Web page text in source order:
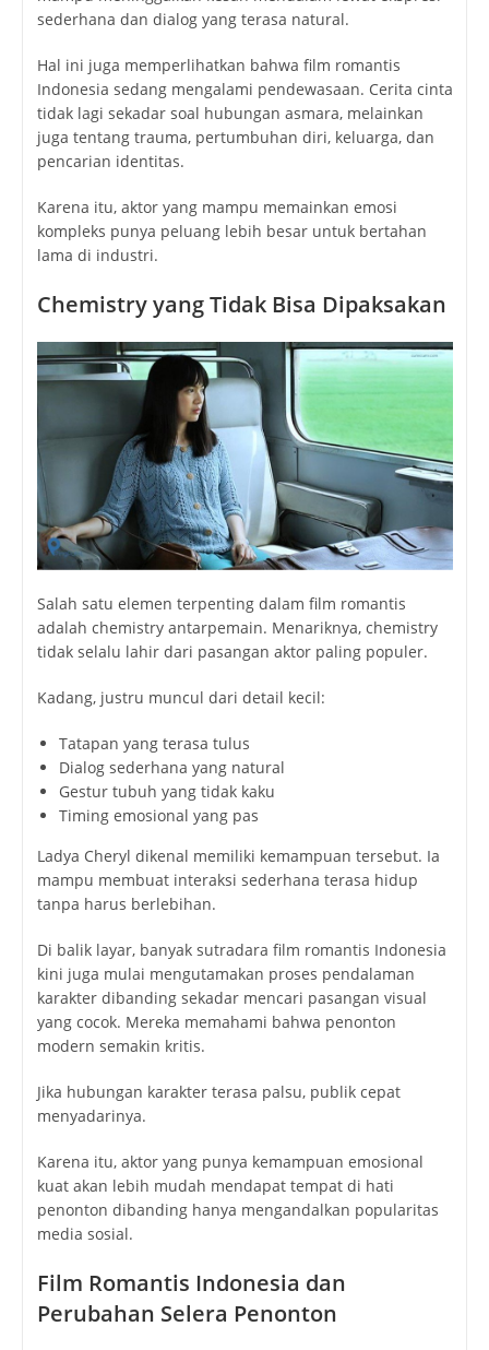
sederhana dan dialog yang terasa natural.
Hal ini juga memperlihatkan bahwa film romantis
Indonesia sedang mengalami pendewasaan. Cerita cinta
tidak lagi sekadar soal hubungan asmara, melainkan
juga tentang trauma, pertumbuhan diri, keluarga, dan
pencarian identitas.
Karena itu, aktor yang mampu memainkan emosi
kompleks punya peluang lebih besar untuk bertahan
lama di industri.
Chemistry yang Tidak Bisa Dipaksakan
Salah satu elemen terpenting dalam film romantis
adalah chemistry antarpemain. Menariknya, chemistry
tidak selalu lahir dari pasangan aktor paling populer.
Kadang, justru muncul dari detail kecil:
Tatapan yang terasa tulus
Dialog sederhana yang natural
Gestur tubuh yang tidak kaku
Timing emosional yang pas
Ladya Cheryl dikenal memiliki kemampuan tersebut. Ia
mampu membuat interaksi sederhana terasa hidup
tanpa harus berlebihan.
Di balik layar, banyak sutradara film romantis Indonesia
kini juga mulai mengutamakan proses pendalaman
karakter dibanding sekadar mencari pasangan visual
yang cocok. Mereka memahami bahwa penonton
modern semakin kritis.
Jika hubungan karakter terasa palsu, publik cepat
menyadarinya.
Karena itu, aktor yang punya kemampuan emosional
kuat akan lebih mudah mendapat tempat di hati
penonton dibanding hanya mengandalkan popularitas
media sosial.
Film Romantis Indonesia dan
Perubahan Selera Penonton